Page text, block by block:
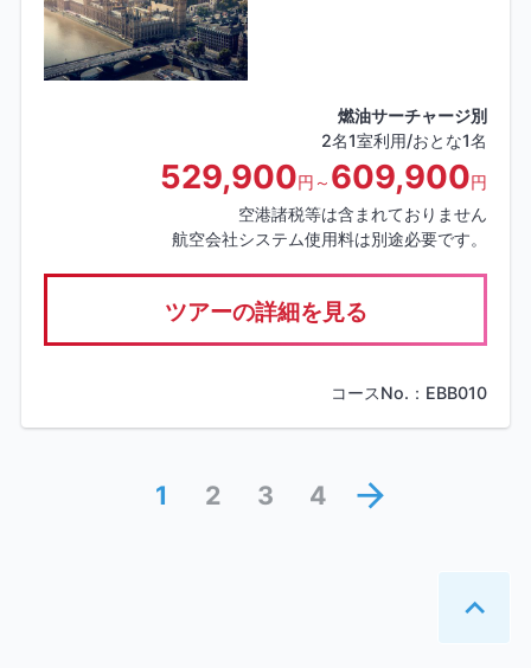
燃油サーチャージ別
2名1室利用/おとな1名
529,900円～ 609,900円
空港諸税等は含まれておりません
航空会社システム使用料は別途必要です。
ツアーの詳細を見る
コースNo.：EBB010
1 2 3 4 arrow_forward